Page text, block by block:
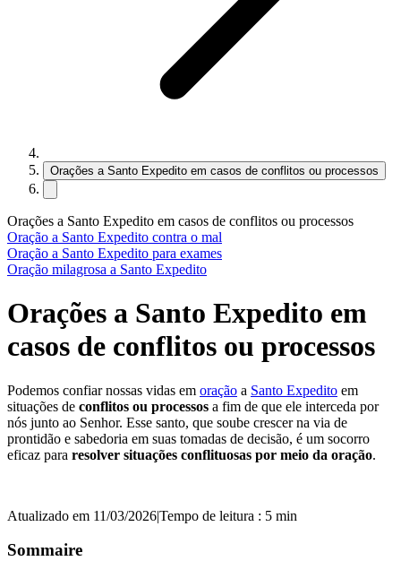
Orações a Santo Expedito em casos de conflitos ou processos
Orações a Santo Expedito em casos de conflitos ou processos
Oração a Santo Expedito contra o mal
Oração a Santo Expedito para exames
Oração milagrosa a Santo Expedito
Orações a Santo Expedito em
casos de conflitos ou processos
Podemos confiar nossas vidas em oração a Santo Expedito em
situações de conflitos ou processos a fim de que ele interceda por
nós junto ao Senhor. Esse santo, que soube crescer na via de
prontidão e sabedoria em suas tomadas de decisão, é um socorro
eficaz para resolver situações conflituosas por meio da oração.
Atualizado em 11/03/2026|Tempo de leitura : 5 min
Sommaire